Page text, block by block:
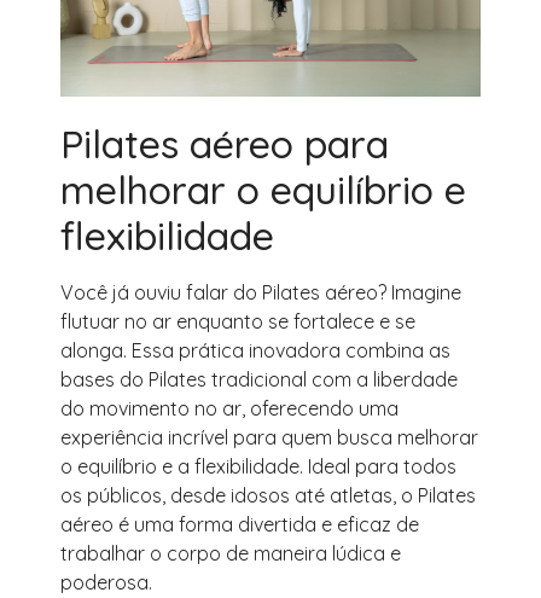
Pilates aéreo para
melhorar o equilíbrio e
flexibilidade
Você já ouviu falar do Pilates aéreo? Imagine
flutuar no ar enquanto se fortalece e se
alonga. Essa prática inovadora combina as
bases do Pilates tradicional com a liberdade
do movimento no ar, oferecendo uma
experiência incrível para quem busca melhorar
o equilíbrio e a flexibilidade. Ideal para todos
os públicos, desde idosos até atletas, o Pilates
aéreo é uma forma divertida e eficaz de
trabalhar o corpo de maneira lúdica e
poderosa.